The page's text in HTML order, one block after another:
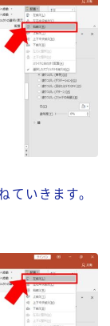
ていきます。